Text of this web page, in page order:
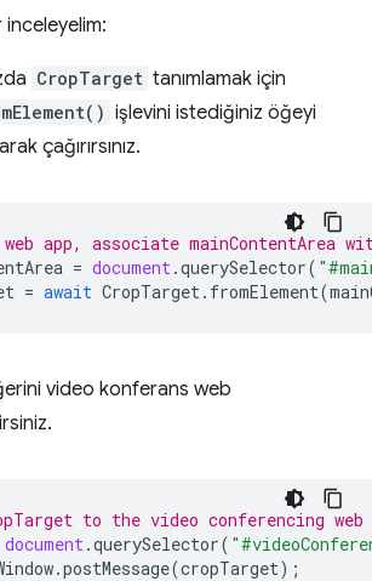
inceleyelim:
CropTarget tanımlamak için
işlevini istediğiniz öğeyi
çağırırsınız.
app, associate mainContentArea
= document .querySelector(
= await CropTarget . fromElement(
video konferans web
to the video conferencing web
document .querySelector(
.postMessage(cropTarget);